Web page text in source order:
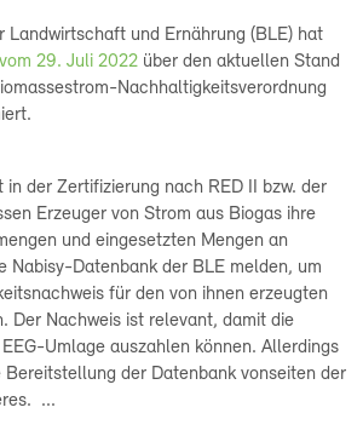
Landwirtschaft und Ernährung (BLE) hat
29. Juli 2022 über den aktuellen Stand
Nachhaltigkeitsverordnung
der Zertifizierung nach RED II bzw. der
Erzeuger von Strom aus Biogas ihre
und eingesetzten Mengen an
Nabisy-Datenbank der BLE melden, um
für den von ihnen erzeugten
Der Nachweis ist relevant, damit die
Umlage auszahlen können. Allerdings
Bereitstellung der Datenbank vonseiten der
...